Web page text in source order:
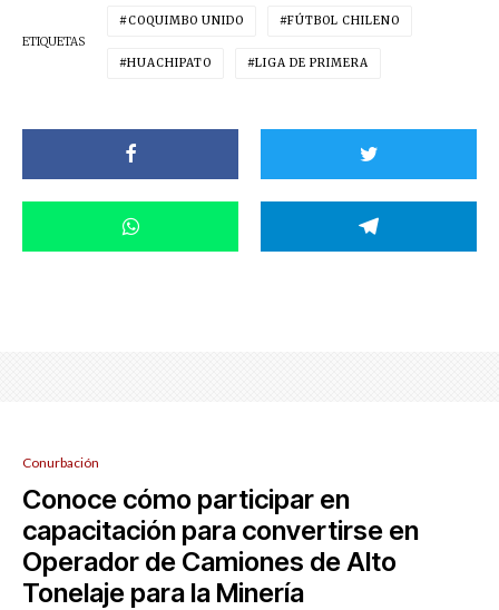
ETIQUETAS
COQUIMBO UNIDO FÚTBOL CHILENO
HUACHIPATO LIGA DE PRIMERA
Conurbación
Conoce cómo participar en
capacitación para convertirse en
Operador de Camiones de Alto
Tonelaje para la Minería